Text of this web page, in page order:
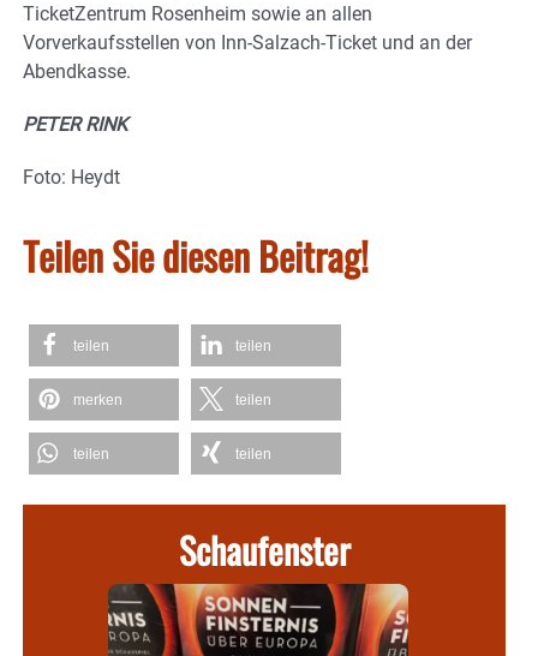
TicketZentrum Rosenheim sowie an allen
Vorverkaufsstellen von Inn-Salzach-Ticket und an der
Abendkasse.
PETER RINK
Foto: Heydt
Teilen Sie diesen Beitrag!
teilen teilen
merken teilen
teilen teilen
Schaufenster